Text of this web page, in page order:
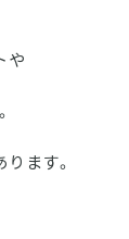
や
ます。